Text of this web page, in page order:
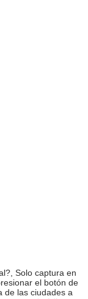
Solo captura en
el botón de
de las ciudades a